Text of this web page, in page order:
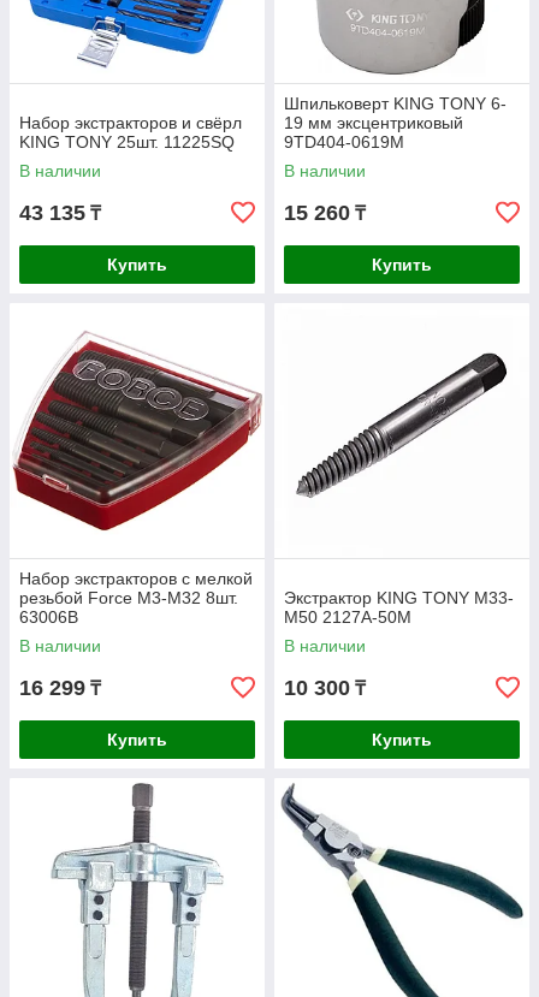
Набор экстракторов и свёрл
KING TONY 25шт. 11225SQ
В наличии
43 135 ₸
Купить
Шпильковерт KING TONY 6-
19 мм эксцентриковый
9TD404-0619M
В наличии
15 260 ₸
Купить
Набор экстракторов с мелкой
резьбой Force M3-M32 8шт.
63006B
В наличии
16 299 ₸
Купить
Экстрактор KING TONY М33-
М50 2127A-50M
В наличии
10 300 ₸
Купить